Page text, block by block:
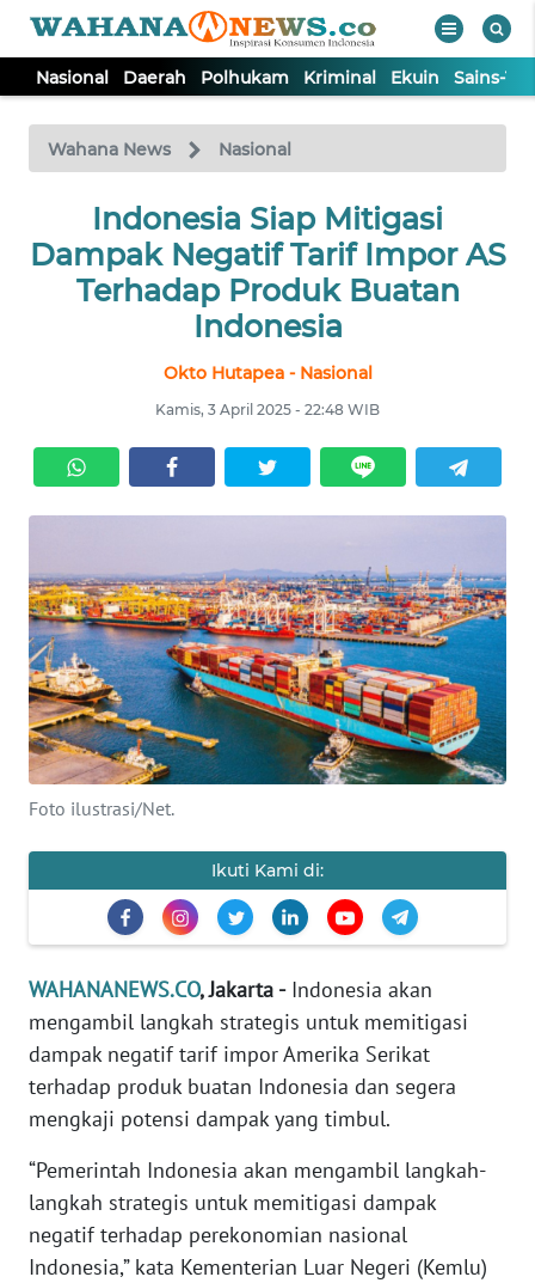
Nasional Daerah Polhukam Kriminal Ekuin Sains-
Wahana News Nasional
Indonesia Siap Mitigasi
Dampak Negatif Tarif Impor AS
Terhadap Produk Buatan
Indonesia
Okto Hutapea - Nasional
Kamis, 3 April 2025 - 22:48 WIB
Foto ilustrasi/Net.
Ikuti Kami di:
WAHANANEWS.CO, Jakarta -Indonesia akan
mengambil langkah strategis untuk memitigasi
dampak negatif tarif impor Amerika Serikat
terhadap produk buatan Indonesia dan segera
mengkaji potensi dampak yang timbul.
“Pemerintah Indonesia akan mengambil langkah-
langkah strategis untuk memitigasi dampak
negatif terhadap perekonomian nasional
Indonesia,” kata Kementerian Luar Negeri (Kemlu)
TV
Tutup
NASIONAL
DAERAH
EKUIN
KESEHATAN
INTERNASIONAL
SERBA-SERBI
PENDIDIKAN
OPINI
EDITORIAL
Informasi
INDEKS
BERITA
KONTAK
KAMI